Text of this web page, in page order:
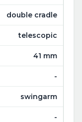
double cradle
telescopic
41 mm
-
swingarm
-